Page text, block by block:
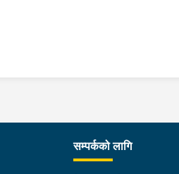
सम्पर्कको लागि